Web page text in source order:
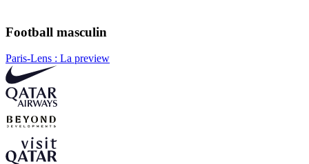
Football masculin
Paris-Lens : La preview